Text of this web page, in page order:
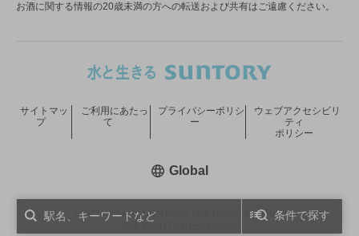
条件で探す
お酒に関する情報の20歳未満の方への転送および共有はご遠慮ください。
COPYRIGHT © SUNTORY HOLDINGS LIMITED.
サイトマッ
プ
ご利用にあたっ
て
プライバシーポリシ
ー
ウェブアクセシビリ
ティ
ポリシー
Global新しいウィンドウで開く